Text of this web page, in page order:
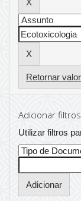
Retornar
Adicionar
Utilizar filtros